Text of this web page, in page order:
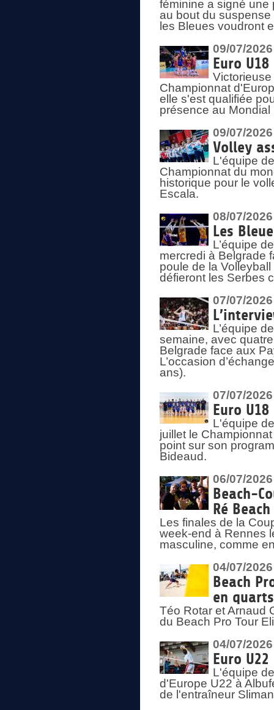
féminine a signé une
au bout du
les Bleues voudront
09/07/2026
Euro
Championnat
elle s'est qualifiée
présence au
09/07/2026
Volley
L'équipe
Championnat du
historique pour le
Escala.
08/07/2026
Les
L’équipe
mercredi à Belgrade
poule de la
défieront les Serbes
07/07/2026
L’équipe
semaine, avec
Belgrade face aux
L’occasion
ans).
07/07/2026
Euro
L'équipe
juillet le
point sur son
Bideaud.
06/07/2026
Beach-
Ré
Les finales de la
week-end à Rennes
masculine, comme
04/07/2026
Beach
en quarts
Téo Rotar et Arnaud
du Beach Pro Tour
04/07/2026
Euro
L'équipe
d'Europe U22 à
de l'entraîneur